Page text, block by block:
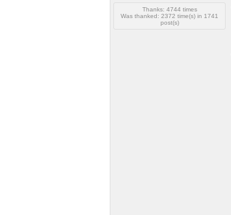
Thanks: 4744 times
Was thanked: 2372 time(s) in 1741
post(s)